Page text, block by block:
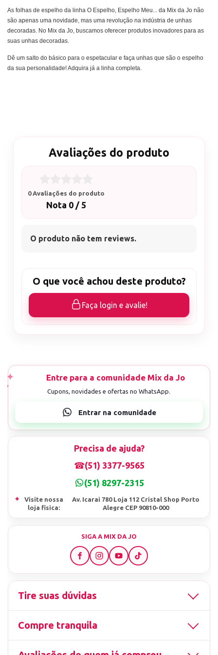
As folhas de espelho da linha O Espelho, Espelho Meu... da Mix da Jo não
são apenas uma novidade, mas uma revolução na indústria de unhas
decoradas. No Mix da Jo, buscamos oferecer produtos inovadores para as
suas unhas decoradas.
Dê um salto do básico para o espetacular e faça unhas que são o espelho
da sua personalidade! Adquira já a linha completa.
Avaliações do produto
0 Avaliações do produto
Nota 0 / 5
O produto não tem reviews.
O que você achou deste produto?
Faça login e avalie!
Precisa de ajuda?
☎(51) 3377-9565
(51) 8297-2315
⌖
Visite nossa
loja fisica:
Av. Icarai 780 Loja 112 Cristal Shop Porto
Alegre CEP 90810-000
SIGA A MIX DA JO
Tire suas dúvidas
Compre tranquila